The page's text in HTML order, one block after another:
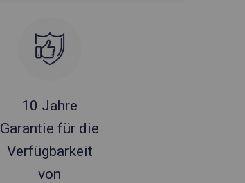
10 Jahre
Garantie für die
Verfügbarkeit
von